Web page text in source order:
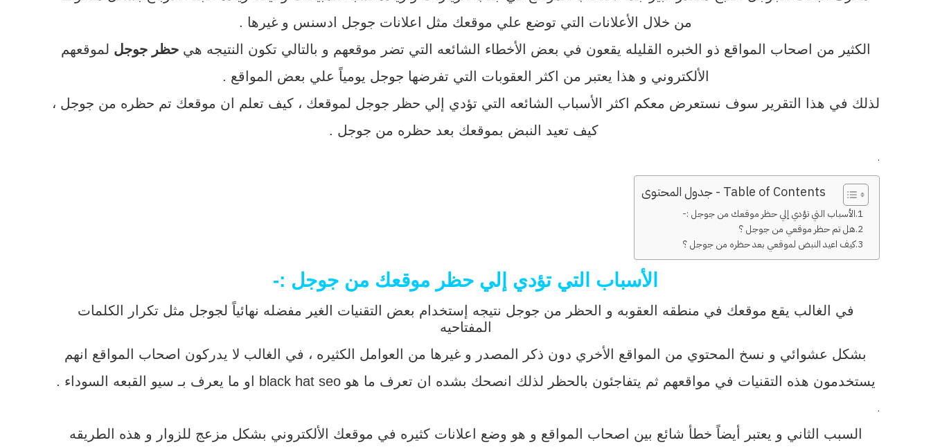
من خلال الأعلانات التي توضع علي موقعك مثل اعلانات جوجل ادسنس و غيرها .
الكثير من اصحاب المواقع ذو الخبره القليله يقعون في بعض الأخطاء الشائعه التي تضر موقعهم و بالتالي تكون النتيجه هيحظر جوجل لموقعهم
الألكتروني و هذا يعتبر من اكثر العقوبات التي تفرضها جوجل يومياً علي بعض المواقع .
لذلك في هذا التقرير سوف نستعرض معكم اكثر الأسباب الشائعه التي تؤدي إلي حظر جوجل لموقعك ، كيف تعلم ان موقعك تم حظره من جوجل ،
كيف تعيد النبض بموقعك بعد حظره من جوجل .
.
Table of Contents - جدول المحتوى
الأسباب التي تؤدي إلي حظر موقعك من جوجل :-
هل تم حظر موقعي من جوجل ؟
كيف اعيد النبض لموقعي بعد حظره من جوجل ؟
الأسباب التي تؤدي إلي حظر موقعك من جوجل :-
في الغالب يقع موقعك في منطقه العقوبه و الحظر من جوجل نتيجه إستخدام بعض التقنيات الغير مفضله نهائياً لجوجل مثل تكرار الكلمات
المفتاحيه
بشكل عشوائي و نسخ المحتوي من المواقع الأخري دون ذكر المصدر و غيرها من العوامل الكثيره ، في الغالب لا يدركون اصحاب المواقع انهم
يستخدمون هذه التقنيات في مواقعهم ثم يتفاجئون بالحظر لذلك انصحك بشده ان تعرف ما هو black hat seo او ما يعرف بـ سيو القبعه السوداء .
.
السبب الثاني و يعتبر أيضاً خطأ شائع بين اصحاب المواقع و هو وضع اعلانات كثيره في موقعك الألكتروني بشكل مزعج للزوار و هذه الطريقه